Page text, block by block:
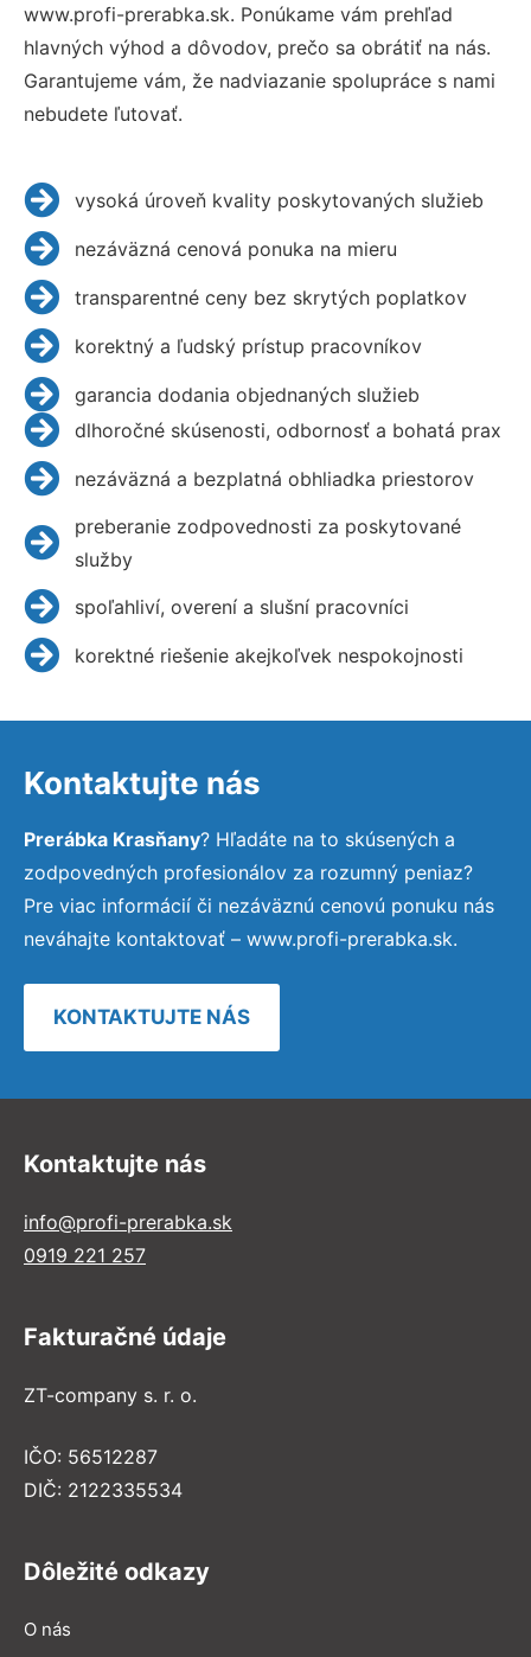
www.profi-prerabka.sk. Ponúkame vám prehľad
hlavných výhod a dôvodov, prečo sa obrátiť na nás.
Garantujeme vám, že nadviazanie spolupráce s nami
nebudete ľutovať.
vysoká úroveň kvality poskytovaných služieb
nezáväzná cenová ponuka na mieru
transparentné ceny bez skrytých poplatkov
korektný a ľudský prístup pracovníkov
garancia dodania objednaných služieb
dlhoročné skúsenosti, odbornosť a bohatá prax
nezáväzná a bezplatná obhliadka priestorov
preberanie zodpovednosti za poskytované
služby
spoľahliví, overení a slušní pracovníci
korektné riešenie akejkoľvek nespokojnosti
Kontaktujte nás
Prerábka Krasňany? Hľadáte na to skúsených a
zodpovedných profesionálov za rozumný peniaz?
Pre viac informácií či nezáväznú cenovú ponuku nás
neváhajte kontaktovať – www.profi-prerabka.sk.
KONTAKTUJTE NÁS
Kontaktujte nás
info@profi-prerabka.sk
0919 221 257
Fakturačné údaje
ZT-company s. r. o.
IČO: 56512287
DIČ: 2122335534
Dôležité odkazy
O nás